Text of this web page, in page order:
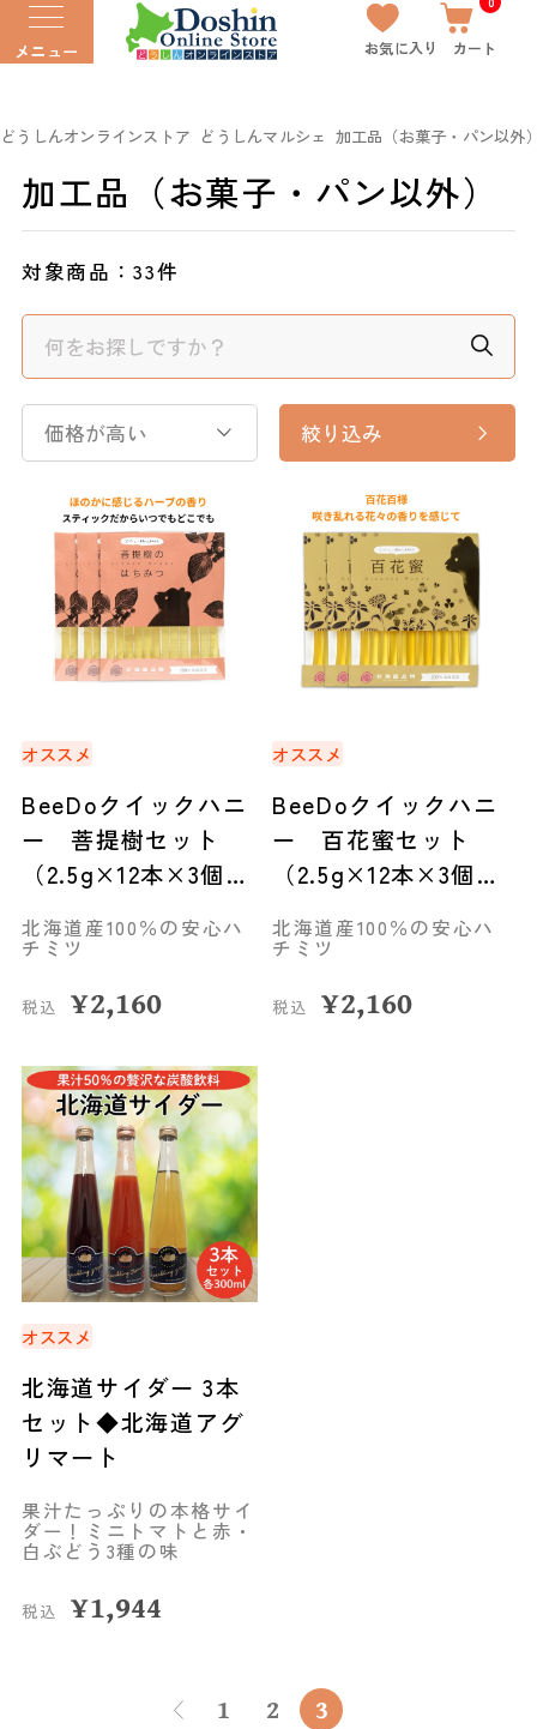
メニュー お気に入り カート
どうしんオンラインストア どうしんマルシェ 加工品（お菓子・パン以外
加工品（お菓子・パン以外）
対象商品：33件
価格が高い 絞り込み
オススメ
BeeDoクイックハニ
ー 菩提樹セット
（2.5g×12本×3個）
北海道産100％の安心ハ
チミツ
税込 ¥2,160
オススメ
BeeDoクイックハニ
ー 百花蜜セット
（2.5g×12本×3個）
北海道産100％の安心ハ
チミツ
税込 ¥2,160
オススメ
北海道サイダー 3本
セット◆北海道アグ
リマート
果汁たっぷりの本格サイ
ダー！ミニトマトと赤・
白ぶどう3種の味
税込 ¥1,944
1 2 3